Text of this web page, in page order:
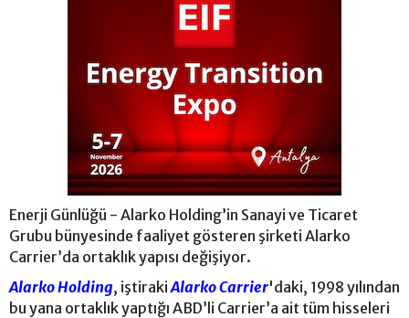
Enerji Günlüğü - Alarko Holding’in Sanayi ve Ticaret
Grubu bünyesinde faaliyet gösteren şirketi Alarko
Carrier’da ortaklık yapısı değişiyor.
Alarko Holding, iştirakiAlarko Carrier'daki, 1998 yılından
bu yana ortaklık yaptığı ABD’li Carrier’a ait tüm hisseleri